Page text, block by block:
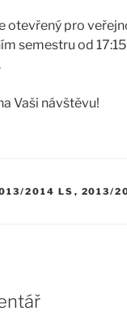
otevřený pro
semestru od
Vaši návštěvu!
2014 LS , 2013/